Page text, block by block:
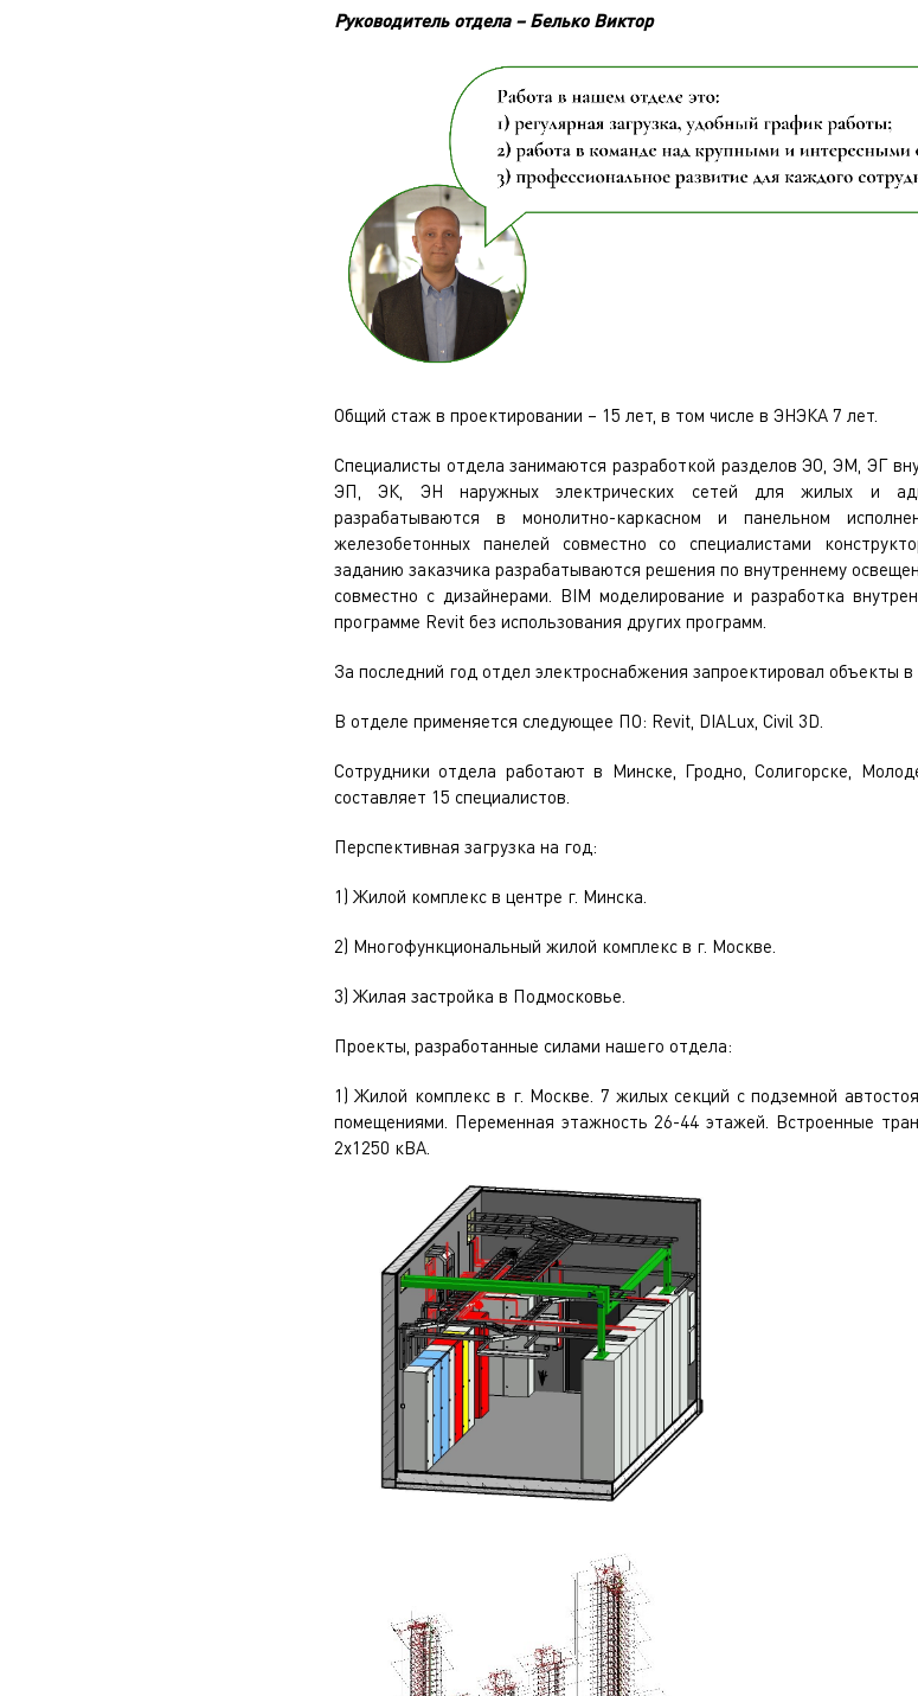
Руководитель отдела – Белько Виктор
Общий стаж в проектировании – 15 лет, в том числе в ЭНЭКА 7 лет.
Специалисты отдела занимаются разработкой разделов ЭО, ЭМ, ЭГ
ЭП, ЭК, ЭН наружных электрических сетей для жилых и
разрабатываются в монолитно-каркасном и панельном
железобетонных панелей совместно со специалистами
заданию заказчика разрабатываются решения по внутреннему
совместно с дизайнерами. BIM моделирование и разработка
программе Revit без использования других программ.
За последний год отдел электроснабжения запроектировал объекты в
В отделе применяется следующее ПО: Revit, DIALux, Civil 3D.
Сотрудники отдела работают в Минске, Гродно, Солигорске,
составляет 15 специалистов.
Перспективная загрузка на год:
1) Жилой комплекс в центре г. Минска.
2) Многофункциональный жилой комплекс в г. Москве.
3) Жилая застройка в Подмосковье.
Проекты, разработанные силами нашего отдела:
1) Жилой комплекс в г. Москве. 7 жилых секций с подземной
помещениями. Переменная этажность 26-44 этажей. Встроенные
2х1250 кВА.